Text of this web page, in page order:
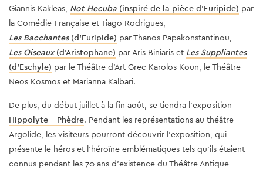
Giannis Kakleas, Not Hecuba (inspiré de la pièce d'Euripide) par
la Comédie-Française et Tiago Rodrigues,
Les Bacchantes (d'Euripide) par Thanos Papakonstantinou,
Les Oiseaux(d'Aristophane) par Aris Biniaris et Les Suppliantes
(d'Eschyle) par le Théâtre d'Art Grec Karolos Koun, le Théâtre
Neos Kosmos et Marianna Kalbari.
De plus, du début juillet à la fin août, se tiendra l'exposition
Hippolyte - Phèdre. Pendant les représentations au théâtre
Argolide, les visiteurs pourront découvrir l'exposition, qui
présente le héros et l'héroïne emblématiques tels qu'ils étaient
connus pendant les 70 ans d'existence du Théâtre Antique